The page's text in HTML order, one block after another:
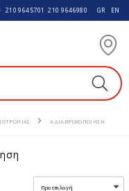
210 9645701 210 9646980 GR EN
ΑΔΙΑΒΡΟΧΟΠΟΙΗΣΗ